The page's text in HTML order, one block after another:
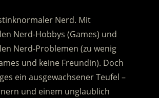
Nerd. Mit
Nerd-Hobbys (Games) und
Nerd-Problemen (zu wenig
und keine Freundin). Doch
ein ausgewachsener Teufel –
und einem unglaublich